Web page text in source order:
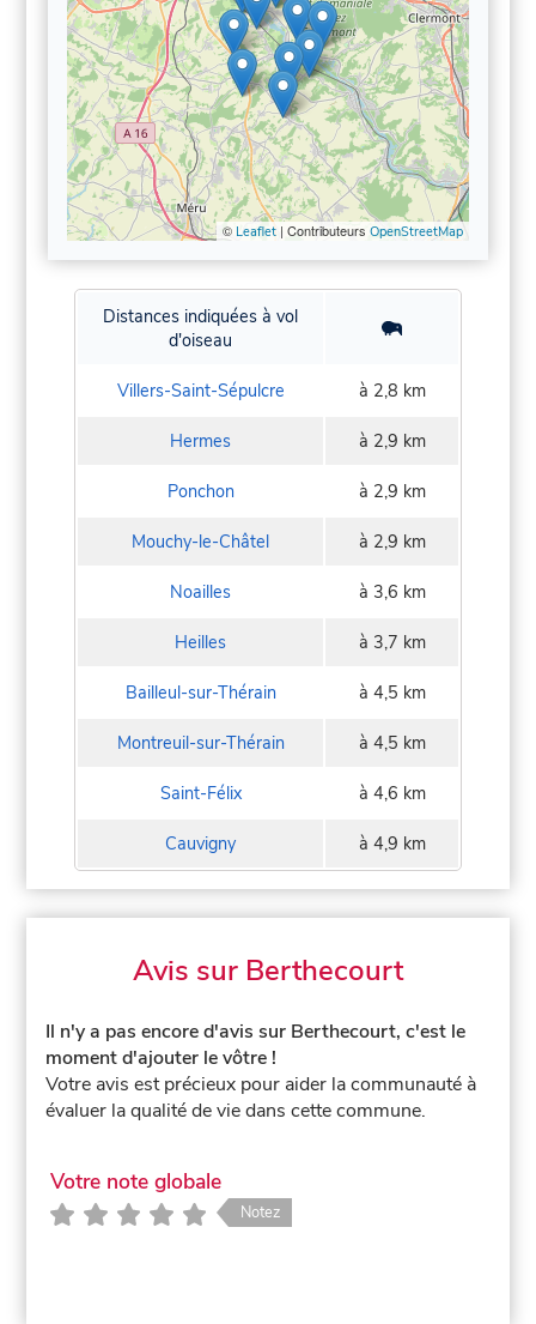
© Leaflet| Contributeurs OpenStreetMap
Distances indiquées à vol
d'oiseau
Villers-Saint-Sépulcre à 2,8 km
Hermes à 2,9 km
Ponchon à 2,9 km
Mouchy-le-Châtel à 2,9 km
Noailles à 3,6 km
Heilles à 3,7 km
Bailleul-sur-Thérain à 4,5 km
Montreuil-sur-Thérain à 4,5 km
Saint-Félix à 4,6 km
Cauvigny à 4,9 km
Avis sur Berthecourt
Il n'y a pas encore d'avis sur Berthecourt, c'est le
moment d'ajouter le vôtre !
Votre avis est précieux pour aider la communauté à
évaluer la qualité de vie dans cette commune.
Votre note globale
Notez